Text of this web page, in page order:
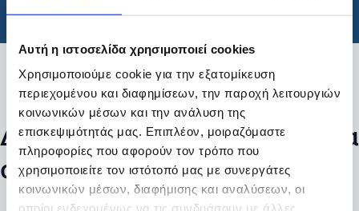
Αυτή η ιστοσελίδα χρησιμοποιεί cookies
Χρησιμοποιούμε cookie για την εξατομίκευση
περιεχομένου και διαφημίσεων, την παροχή λειτουργιών
κοινωνικών μέσων και την ανάλυση της
επισκεψιμότητάς μας. Επιπλέον, μοιραζόμαστε
πληροφορίες που αφορούν τον τρόπο που
χρησιμοποιείτε τον ιστότοπό μας με συνεργάτες
κοινωνικών μέσων, διαφήμισης και αναλύσεων, οι
οποίοι ενδεχομένως να τις συνδυάσουν με άλλες
Φάρμακα
Φίλτρα
Δεν βρέθηκαν προϊόντα με τα
συγκεκριμένα φίλτρα